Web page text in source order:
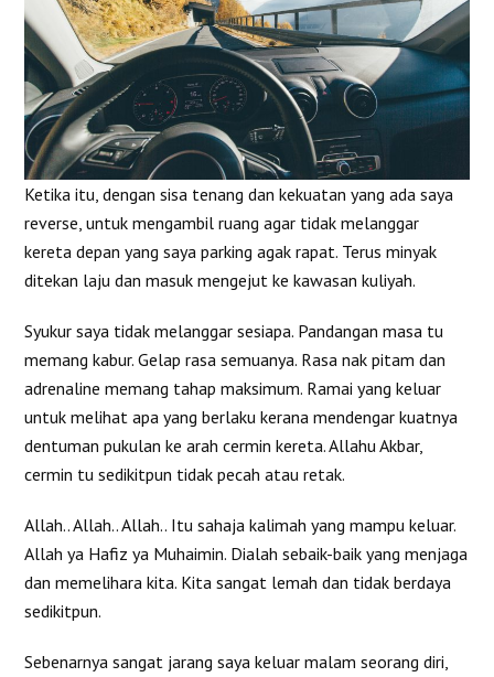
Ketika itu, dengan sisa tenang dan kekuatan yang ada saya
reverse, untuk mengambil ruang agar tidak melanggar
kereta depan yang saya parking agak rapat. Terus minyak
ditekan laju dan masuk mengejut ke kawasan kuliyah.
Syukur saya tidak melanggar sesiapa. Pandangan masa tu
memang kabur. Gelap rasa semuanya. Rasa nak pitam dan
adrenaline memang tahap maksimum. Ramai yang keluar
untuk melihat apa yang berlaku kerana mendengar kuatnya
dentuman pukulan ke arah cermin kereta. Allahu Akbar,
cermin tu sedikitpun tidak pecah atau retak.
Allah.. Allah.. Allah.. Itu sahaja kalimah yang mampu keluar.
Allah ya Hafiz ya Muhaimin. Dialah sebaik-baik yang menjaga
dan memelihara kita. Kita sangat lemah dan tidak berdaya
sedikitpun.
Sebenarnya sangat jarang saya keluar malam seorang diri,